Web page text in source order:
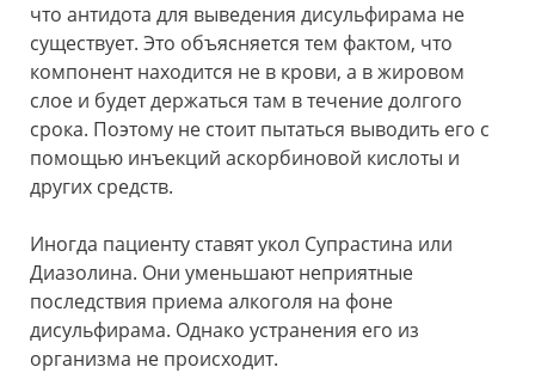
что антидота для выведения дисульфирама не
существует. Это объясняется тем фактом, что
компонент находится не в крови, а в жировом
слое и будет держаться там в течение долгого
срока. Поэтому не стоит пытаться выводить его с
помощью инъекций аскорбиновой кислоты и
других средств.
Иногда пациенту ставят укол Супрастина или
Диазолина. Они уменьшают неприятные
последствия приема алкоголя на фоне
дисульфирама. Однако устранения его из
организма не происходит.